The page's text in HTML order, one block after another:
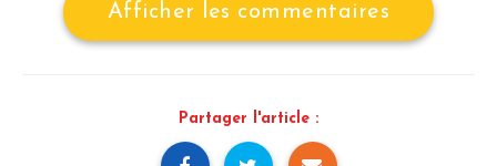
Afficher les commentaires
Partager l'article :